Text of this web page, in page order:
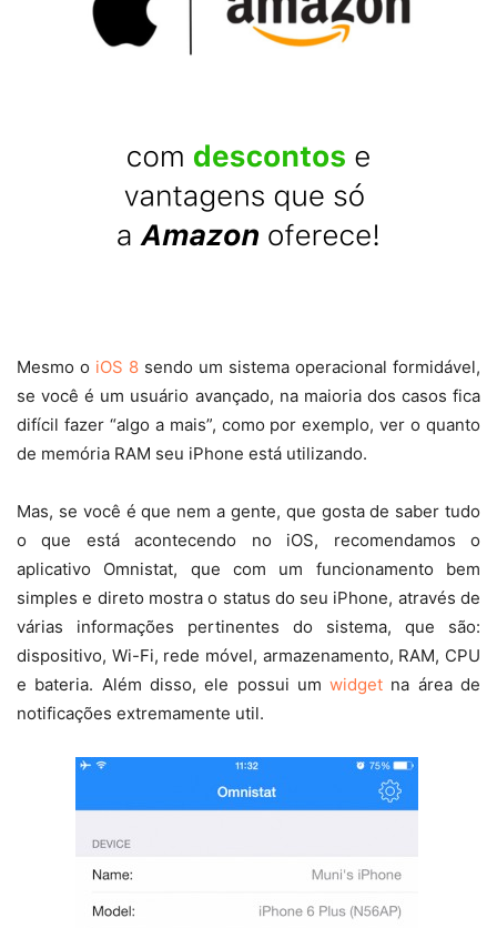
Mesmo o iOS 8 sendo um sistema operacional formidável,
se você é um usuário avançado, na maioria dos casos fica
difícil fazer “algo a mais”, como por exemplo, ver o quanto
de memória RAM seu iPhone está utilizando.
Mas, se você é que nem a gente, que gosta de saber tudo
o que está acontecendo no iOS, recomendamos o
aplicativo Omnistat, que com um funcionamento bem
simples e direto mostra o status do seu iPhone, através de
várias informações pertinentes do sistema, que são:
dispositivo, Wi-Fi, rede móvel, armazenamento, RAM, CPU
e bateria. Além disso, ele possui umwidget na área de
notificações extremamente util.